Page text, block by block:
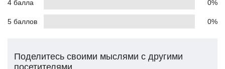
4 балла 0%
5 баллов 0%
Поделитесь своими мыслями с другими